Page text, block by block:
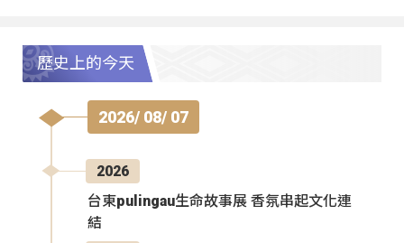
歷史上的今天
2026/ 08/ 07
2026
台東pulingau生命故事展 香氛串起文化連
結